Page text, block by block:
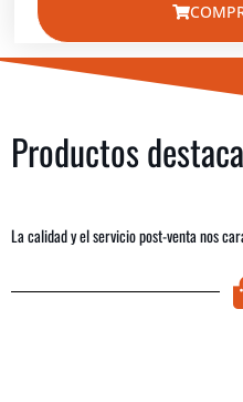
Productos
La calidad y el servicio post-venta nos